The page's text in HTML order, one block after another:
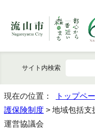
サイト内検索
現在の位置： トップペ
護保険制度 > 地域包括支
運営協議会